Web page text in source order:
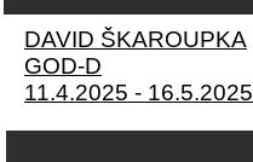
DAVID ŠKAROUPKA
GOD-D
11.4.2025 - 16.5.2025